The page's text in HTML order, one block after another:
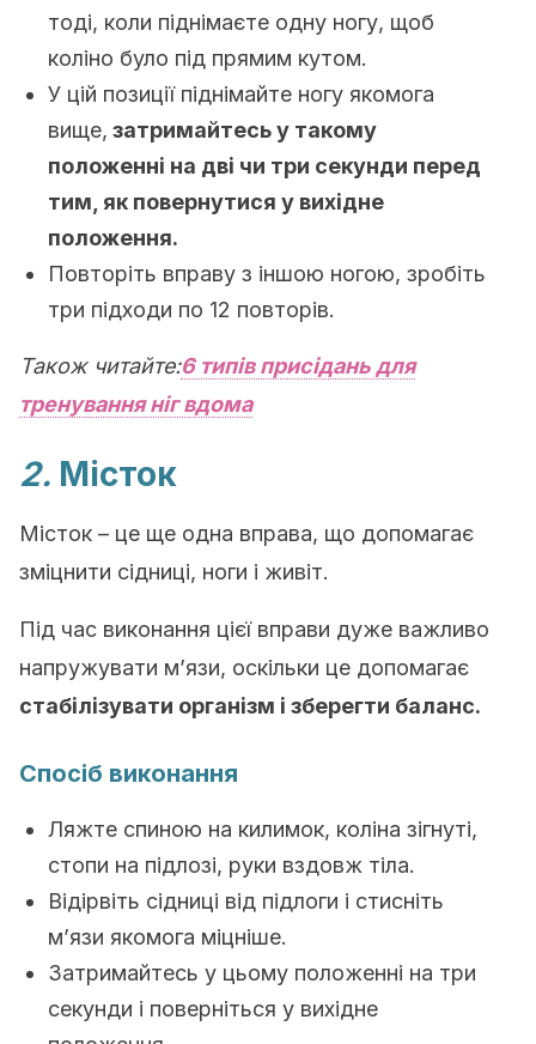
тоді, коли піднімаєте одну ногу, щоб
коліно було під прямим кутом.
У цій позиції піднімайте ногу якомога
вище, затримайтесь у такому
положенні на дві чи три секунди перед
тим, як повернутися у вихідне
положення.
Повторіть вправу з іншою ногою, зробіть
три підходи по 12 повторів.
Також читайте:6 типів присідань для
тренування ніг вдома
2. Місток
Місток – це ще одна вправа, що допомагає
зміцнити сідниці, ноги і живіт.
Під час виконання цієї вправи дуже важливо
напружувати м’язи, оскільки це допомагає
стабілізувати організм і зберегти баланс.
Спосіб виконання
Ляжте спиною на килимок, коліна зігнуті,
стопи на підлозі, руки вздовж тіла.
Відірвіть сідниці від підлоги і стисніть
м’язи якомога міцніше.
Затримайтесь у цьому положенні на три
секунди і поверніться у вихідне